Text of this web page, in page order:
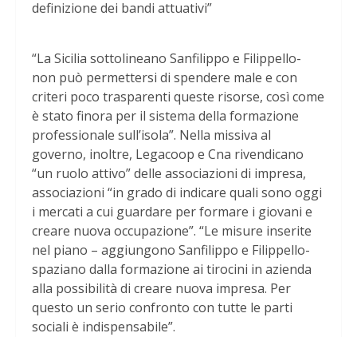
definizione dei bandi attuativi”
“La Sicilia sottolineano Sanfilippo e Filippello-
non può permettersi di spendere male e con
criteri poco trasparenti queste risorse, così come
è stato finora per il sistema della formazione
professionale sull’isola”. Nella missiva al
governo, inoltre, Legacoop e Cna rivendicano
“un ruolo attivo” delle associazioni di impresa,
associazioni “in grado di indicare quali sono oggi
i mercati a cui guardare per formare i giovani e
creare nuova occupazione”. “Le misure inserite
nel piano – aggiungono Sanfilippo e Filippello-
spaziano dalla formazione ai tirocini in azienda
alla possibilità di creare nuova impresa. Per
questo un serio confronto con tutte le parti
sociali è indispensabile”.